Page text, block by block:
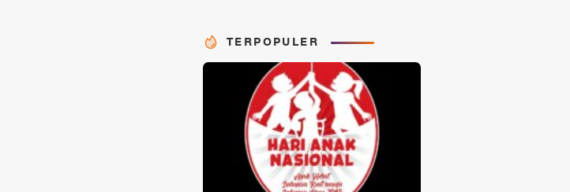
TERPOPULER